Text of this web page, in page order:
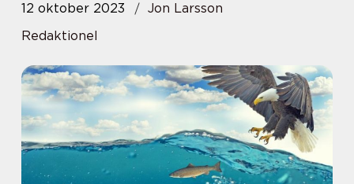
12 oktober 2023
Jon Larsson
Redaktionel